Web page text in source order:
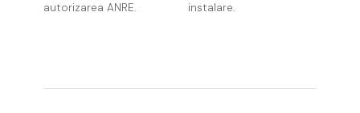
autorizarea ANRE.
instalare.